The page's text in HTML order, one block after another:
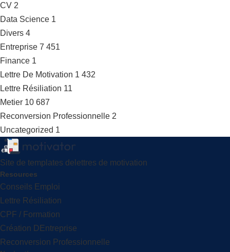
CV 2
Data Science 1
Divers 4
Entreprise 7 451
Finance 1
Lettre De Motivation 1 432
Lettre Résiliation 11
Metier 10 687
Reconversion Professionnelle 2
Uncategorized 1
Site de templates delettres de motivation
Resources
Conseils Emploi
Lettre Résiliation
CPF / Formation
Création DEntreprise
Reconversion Professionnelle